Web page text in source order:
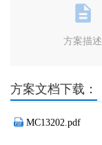
方案描述
方案文档下载：
MC13202.pdf